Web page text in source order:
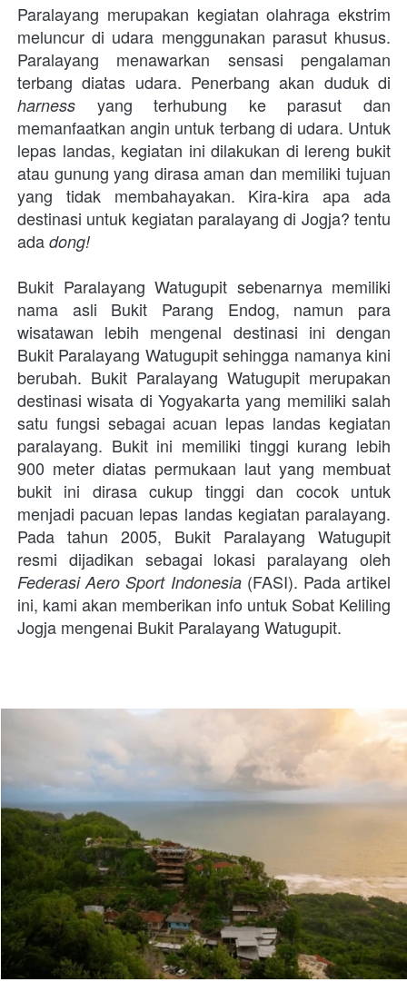
Paralayang merupakan kegiatan olahraga ekstrim
meluncur di udara menggunakan parasut khusus.
Paralayang menawarkan sensasi pengalaman
harness yang terhubung ke parasut dan
memanfaatkan angin untuk terbang di udara. Untuk
lepas landas, kegiatan ini dilakukan di lereng bukit
atau gunung yang dirasa aman dan memiliki tujuan
yang tidak membahayakan. Kira-kira apa ada
destinasi untuk kegiatan paralayang di Jogja? tentu
ada dong!
Bukit Paralayang Watugupit sebenarnya memiliki
nama asli Bukit Parang Endog, namun para
wisatawan lebih mengenal destinasi ini dengan
Bukit Paralayang Watugupit sehingga namanya kini
berubah. Bukit Paralayang Watugupit merupakan
destinasi wisata di Yogyakarta yang memiliki salah
satu fungsi sebagai acuan lepas landas kegiatan
paralayang. Bukit ini memiliki tinggi kurang lebih
900 meter diatas permukaan laut yang membuat
bukit ini dirasa cukup tinggi dan cocok untuk
menjadi pacuan lepas landas kegiatan paralayang.
Pada tahun 2005, Bukit Paralayang Watugupit
Federasi Aero Sport Indonesia (FASI). Pada artikel
ini, kami akan memberikan info untuk Sobat Keliling
Jogja mengenai Bukit Paralayang Watugupit.